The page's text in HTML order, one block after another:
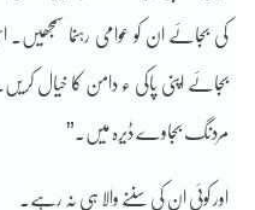
کی بجائے ان کو عوامی رہنما
بجائے اپنی پاکی ء دامن کا خیال
مردنگ بجاوے ڈیرہ میں۔”
اور کوئی ان کی سننے والا ہی نہ رہے۔